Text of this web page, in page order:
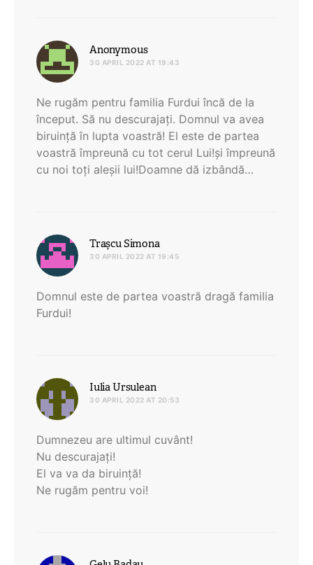
Anonymoussays:
30 APRIL 2022 AT 19:43
Ne rugăm pentru familia Furdui încă de la
început. Să nu descurajați. Domnul va avea
biruință în lupta voastră! El este de partea
voastră împreună cu tot cerul Lui!și împreună
cu noi toți aleșii lui!Doamne dă izbândă…
Trașcu Simonasays:
30 APRIL 2022 AT 19:45
Domnul este de partea voastră dragă familia
Furdui!
Iulia Ursuleansays:
30 APRIL 2022 AT 20:53
Dumnezeu are ultimul cuvânt!
Nu descurajați!
El va va da biruință!
Ne rugăm pentru voi!